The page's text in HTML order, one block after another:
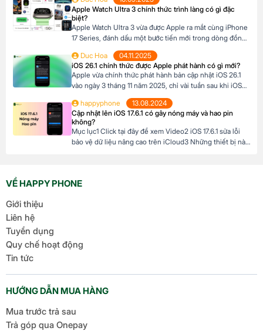
qua thẻ tín dụng MSB Đừng bỏ lỡ cơ hội sở hữu iPhone
16 128GB với mức giá hấp dẫn […]
Apple Watch Ultra 3 chính thức trình làng có gì đặc
biệt?
Apple Watch Ultra 3 vừa được Apple ra mắt cùng iPhone
17 Series, đánh dấu một bước tiến mới trong dòng đồng
hồ thông minh dành cho những ai đam mê thể thao và
phiêu lưu. Với thiết kế chắc chắn, tính năng theo dõi sức
khỏe vượt trội và thời lượng pin ấn tượng, […]
Duc Hoa
04.11.2025
iOS 26.1 chính thức được Apple phát hành có gì mới?
Apple vừa chính thức phát hành bản cập nhật iOS 26.1
vào ngày 3 tháng 11 năm 2025, chỉ vài tuần sau khi iOS
26 ra mắt. Đây là bản cập nhật đầu tiên lớn cho hệ điều
hành mới nhất dành cho iPhone, mang đến nhiều cải
tiến đáng chú ý, tập trung vào […]
happyphone
13.08.2024
Cập nhật lên iOS 17.6.1 có gây nóng máy và hao pin
không?
Mục lục1 Click tại đây để xem Video2 iOS 17.6.1 sửa lỗi
bảo vệ dữ liệu nâng cao trên iCloud3 Những thiết bị nào
VỀ HAPPY PHONE
Giới thiệu
Liên hệ
Tuyển dụng
Quy chế hoạt động
Tin tức
HƯỚNG DẪN MUA HÀNG
Mua trước trả sau
Trả góp qua Onepay